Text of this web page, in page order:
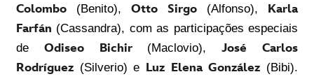
Colombo (Benito), Otto Sirgo (Alfonso), Karla
Farfán (Cassandra), com as participações especiais
de Odiseo Bichir (Maclovio),José Carlos
Rodríguez (Silverio) e Luz Elena González (Bibi).